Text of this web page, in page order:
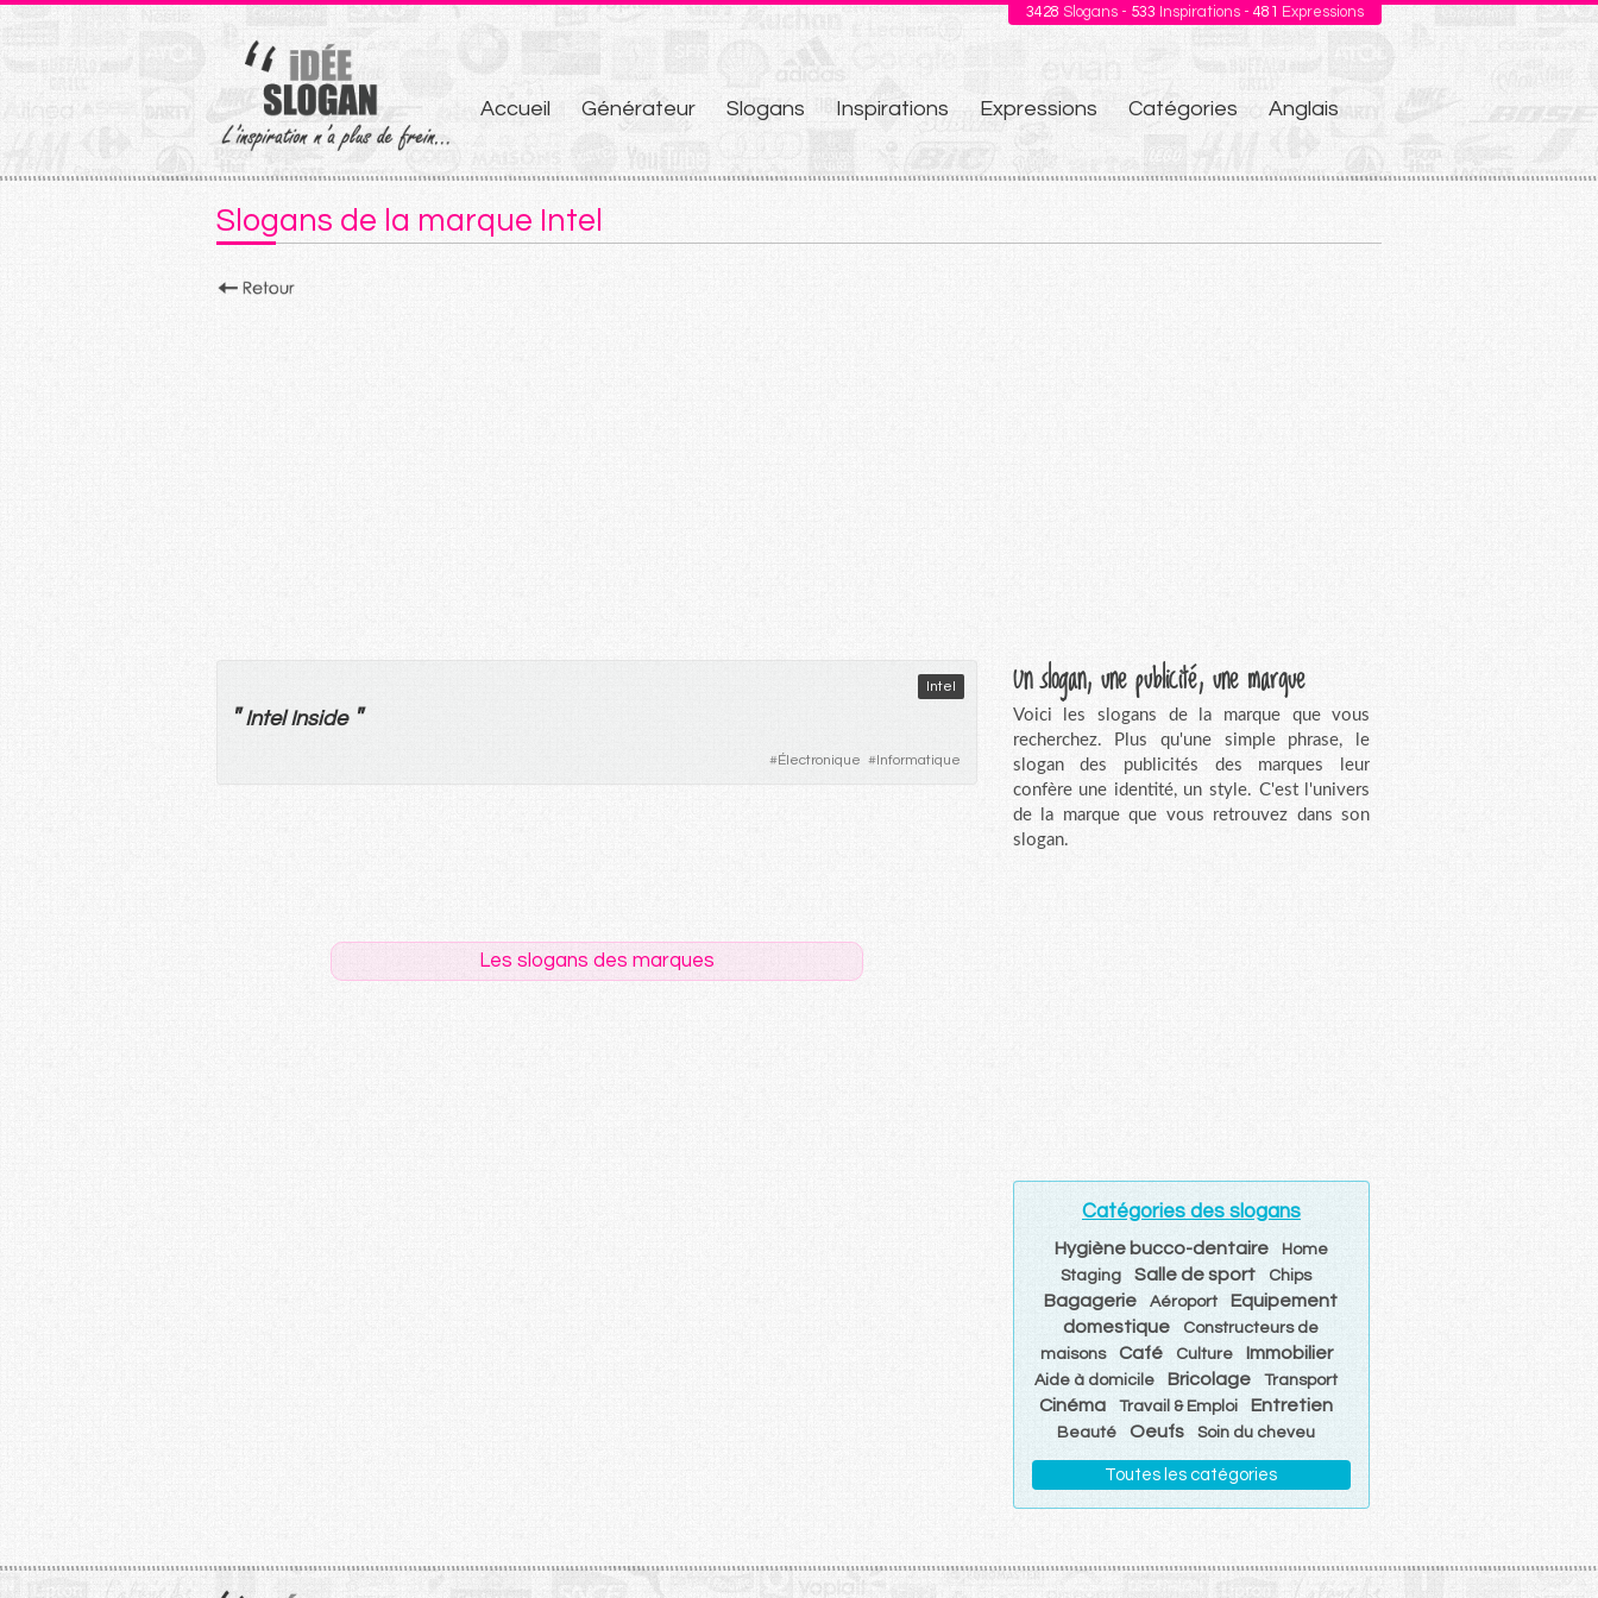
3428 Slogans - 533 Inspirations - 481 Expressions
Aller
au
contenu
Accueil Générateur Slogans Inspirations Expressions Catégories Anglais
Slogans de la marque Intel
Intel
"Intel Inside "
#Électronique #Informatique
Les slogans des marques
Un slogan, une publicité, une marque
Voici les slogans de la marque que vous
recherchez. Plus qu'une simple phrase, le
slogan des publicités des marques leur
confère une identité, un style. C'est l'univers
de la marque que vous retrouvez dans son
slogan.
Catégories des slogans
Hygiène bucco-dentaire
Home
Staging
Salle de sport Chips
Bagagerie Aéroport
Equipement
domestique
Constructeurs de
maisons
Café Culture Immobilier
Aide à domicile Bricolage Transport
Cinéma Travail & Emploi Entretien
Beauté Oeufs Soin du cheveu
Toutes les catégories